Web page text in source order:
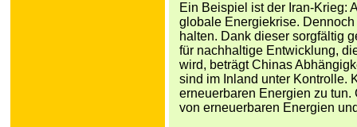
Ein Beispiel ist der Iran-Krieg:
globale Energiekrise.
halten. Dank dieser sorgfältig
für nachhaltige Entwicklung,
wird, beträgt Chinas
sind im Inland unter Kontrolle.
erneuerbaren Energien zu
von erneuerbaren Energien